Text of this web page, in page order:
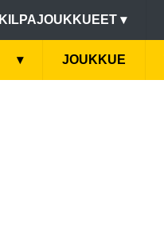
KILPAJOUKKUEET ▾
▾ JOUKKUE